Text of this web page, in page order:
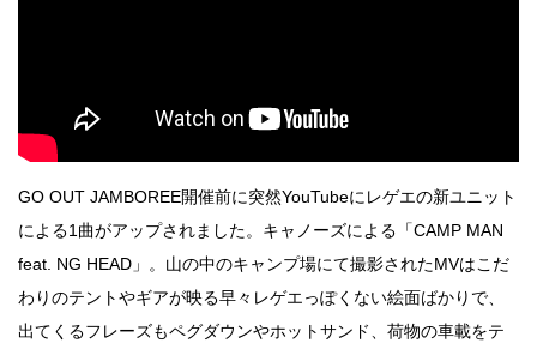
GO OUT JAMBOREE開催前に突然YouTubeにレゲエの新ユニット
による1曲がアップされました。キャノーズによる「CAMP MAN
feat. NG HEAD」。山の中のキャンプ場にて撮影されたMVはこだ
わりのテントやギアが映る早々レゲエっぽくない絵面ばかりで、
出てくるフレーズもペグダウンやホットサンド、荷物の車載をテ